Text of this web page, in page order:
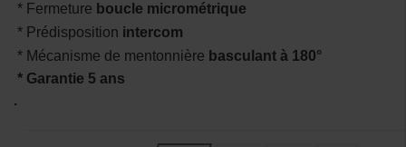
* Fermeture boucle micrométrique
* Prédisposition intercom
* Mécanisme de mentonnière basculant à 180°
* Garantie 5 ans
.